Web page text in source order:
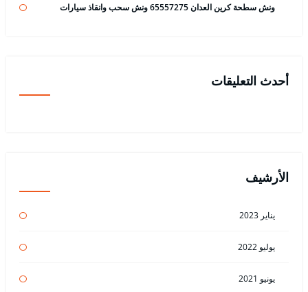
ونش سطحة كرين العدان 65557275 ونش سحب وانقاذ سيارات
أحدث التعليقات
الأرشيف
يناير 2023
يوليو 2022
يونيو 2021